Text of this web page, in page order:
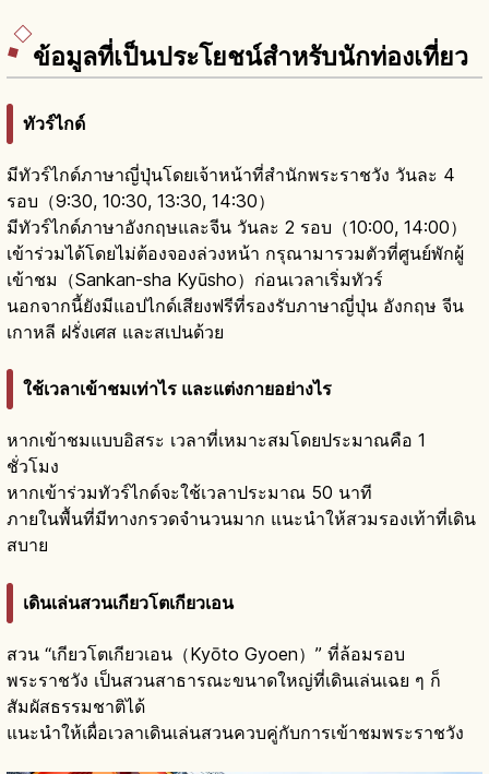
ข้อมูลที่เป็นประโยชน์สำหรับนักท่องเที่ยว
ทัวร์ไกด์
มีทัวร์ไกด์ภาษาญี่ปุ่นโดยเจ้าหน้าที่สำนักพระราชวัง วันละ 4
รอบ（9:30, 10:30, 13:30, 14:30）
มีทัวร์ไกด์ภาษาอังกฤษและจีน วันละ 2 รอบ（10:00, 14:00）
เข้าร่วมได้โดยไม่ต้องจองล่วงหน้า กรุณามารวมตัวที่ศูนย์พักผู้
เข้าชม（Sankan-sha Kyūsho）ก่อนเวลาเริ่มทัวร์
นอกจากนี้ยังมีแอปไกด์เสียงฟรีที่รองรับภาษาญี่ปุ่น อังกฤษ จีน
เกาหลี ฝรั่งเศส และสเปนด้วย
ใช้เวลาเข้าชมเท่าไร และแต่งกายอย่างไร
หากเข้าชมแบบอิสระ เวลาที่เหมาะสมโดยประมาณคือ 1
ชั่วโมง
หากเข้าร่วมทัวร์ไกด์จะใช้เวลาประมาณ 50 นาที
ภายในพื้นที่มีทางกรวดจำนวนมาก แนะนำให้สวมรองเท้าที่เดิน
สบาย
เดินเล่นสวนเกียวโตเกียวเอน
สวน “เกียวโตเกียวเอน（Kyōto Gyoen）” ที่ล้อมรอบ
พระราชวัง เป็นสวนสาธารณะขนาดใหญ่ที่เดินเล่นเฉย ๆ ก็
สัมผัสธรรมชาติได้
แนะนำให้เผื่อเวลาเดินเล่นสวนควบคู่กับการเข้าชมพระราชวัง